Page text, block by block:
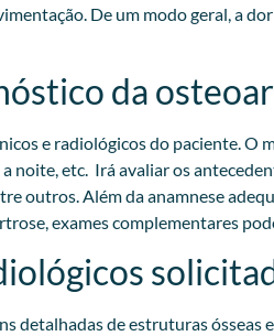
De um modo geral, a
da
e radiológicos do paciente.
noite, etc. Irá avaliar os
outros. Além da anamnese
exames complementares
detalhadas de estruturas